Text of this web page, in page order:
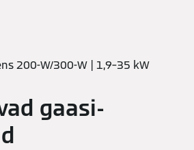
200-W/300-W | 1,9–35 kW
gaasi-